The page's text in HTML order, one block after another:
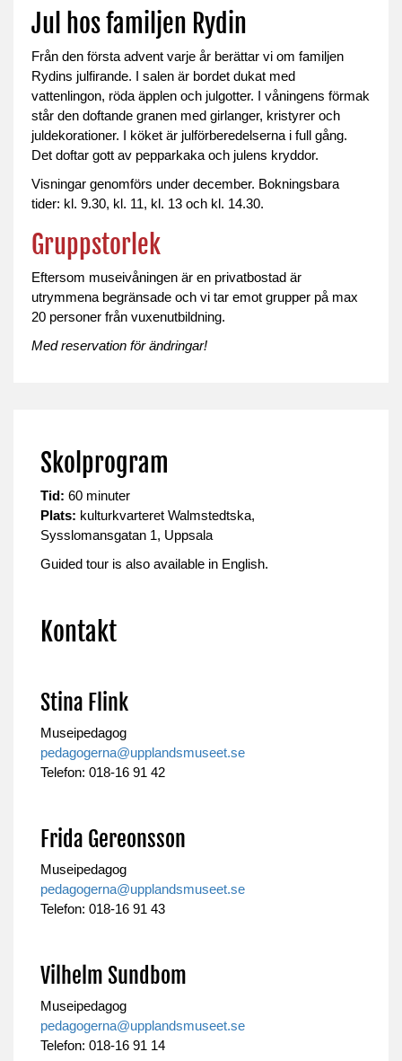
Jul hos familjen Rydin
Från den första advent varje år berättar vi om familjen
Rydins julfirande. I salen är bordet dukat med
vattenlingon, röda äpplen och julgotter. I våningens förmak
står den doftande granen med girlanger, kristyrer och
juldekorationer. I köket är julförberedelserna i full gång.
Det doftar gott av pepparkaka och julens kryddor.
Visningar genomförs under december. Bokningsbara
tider: kl. 9.30, kl. 11, kl. 13 och kl. 14.30.
Gruppstorlek
Eftersom museivåningen är en privatbostad är
utrymmena begränsade och vi tar emot grupper på max
20 personer från vuxenutbildning.
Med reservation för ändringar!
Skolprogram
Tid: 60 minuter
Plats: kulturkvarteret Walmstedtska,
Sysslomansgatan 1, Uppsala
Guided tour is also available in English.
Kontakt
Stina Flink
Museipedagog
pedagogerna@upplandsmuseet.se
Telefon: 018-16 91 42
Frida Gereonsson
Museipedagog
pedagogerna@upplandsmuseet.se
Telefon: 018-16 91 43
Vilhelm Sundbom
Museipedagog
pedagogerna@upplandsmuseet.se
Telefon: 018-16 91 14